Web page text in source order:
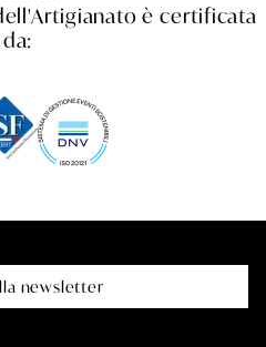
è certificata
da:
newsletter
newsletter